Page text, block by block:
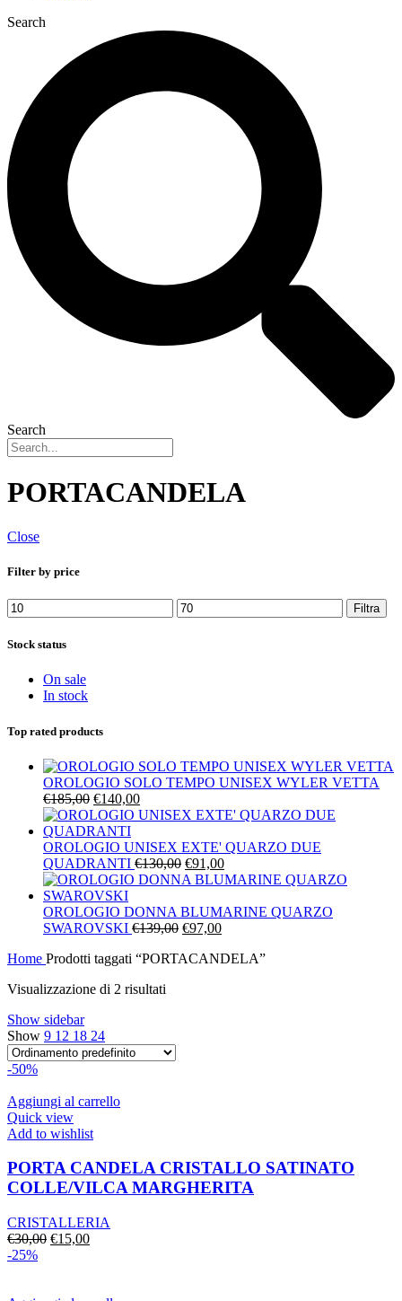
Search
Search
PORTACANDELA
Close
Filter by price
Prezzo
Min
Prezzo
Max
Filtra
Stock status
On sale
In stock
Top rated products
OROLOGIO SOLO TEMPO UNISEX WYLER VETTA
€185,00 Il
prezzo
originale
era:
€185,00.
€140,00Il
prezzo
è:
€140,00.
OROLOGIO UNISEX EXTE' QUARZO DUE
QUADRANTI €130,00 Il
prezzo
era:
€130,00.
€91,00Il
prezzo
è:
OROLOGIO DONNA BLUMARINE QUARZO
SWAROVSKI €139,00 Il
originale
€97,00Il
attuale
Home Prodotti taggati “PORTACANDELA”
Visualizzazione di 2 risultati
Show sidebar
Show 9 12 18 24
-50%
Aggiungi al carrello
Quick view
Add to wishlist
PORTA CANDELA CRISTALLO SATINATO
COLLE/VILCA MARGHERITA
CRISTALLERIA
€30,00 Il
€15,00Il
-25%